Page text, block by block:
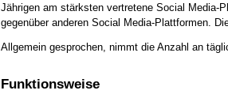
Jährigen am stärksten vertretene Social Media-
gegenüber anderen Social Media-Plattformen.
Allgemein gesprochen, nimmt die Anzahl an
Funktionsweise